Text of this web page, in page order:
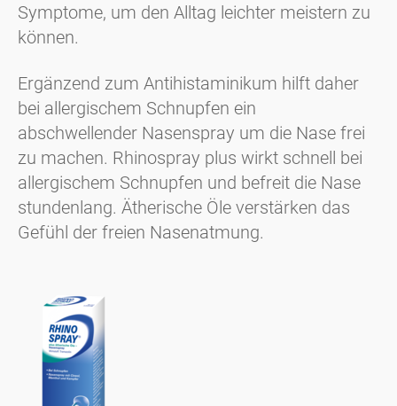
Symptome, um den Alltag leichter meistern zu
können.
Ergänzend zum Antihistaminikum hilft daher
bei allergischem Schnupfen ein
abschwellender Nasenspray um die Nase frei
zu machen. Rhinospray plus wirkt schnell bei
allergischem Schnupfen und befreit die Nase
stundenlang. Ätherische Öle verstärken das
Gefühl der freien Nasenatmung.